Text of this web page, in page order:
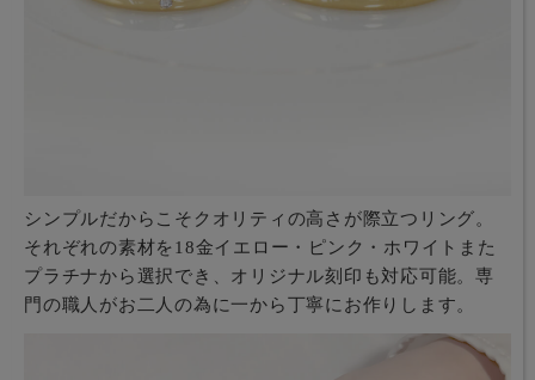
シンプルだからこそクオリティの高さが際立つリング。
それぞれの素材を18金イエロー・ピンク・ホワイトまた
プラチナから選択でき、オリジナル刻印も対応可能。専
門の職人がお二人の為に一から丁寧にお作りします。